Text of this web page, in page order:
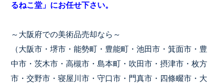
るねこ堂」にお任せ下さい。
～大阪府での美術品売却なら～
（大阪市・堺市・能勢町・豊能町・池田市・箕面市・豊
中市・茨木市・高槻市・島本町・吹田市・摂津市・枚方
市・交野市・寝屋川市・守口市・門真市・四條畷市・大